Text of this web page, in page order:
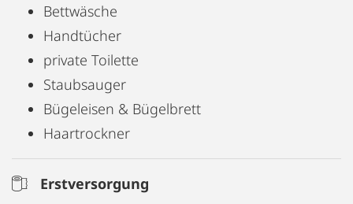
Bettwäsche
Handtücher
private Toilette
Staubsauger
Bügeleisen & Bügelbrett
Haartrockner
Erstversorgung